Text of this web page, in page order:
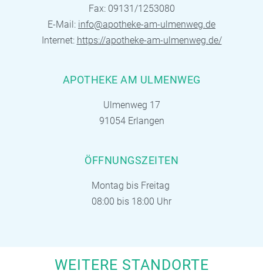
Fax: 09131/1253080
E-Mail: info@apotheke-am-ulmenweg.de
Internet: https://apotheke-am-ulmenweg.de/
APOTHEKE AM ULMENWEG
Ulmenweg 17
91054 Erlangen
ÖFFNUNGSZEITEN
Montag bis Freitag
08:00 bis 18:00 Uhr
WEITERE STANDORTE